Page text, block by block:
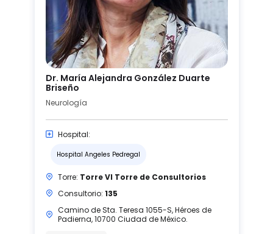
Dr. María Alejandra González Duarte
Briseño
Neurología
Hospital:
Hospital Angeles Pedregal
Torre: Torre VI Torre de Consultorios
Consultorio: 135
Camino de Sta. Teresa 1055-S, Héroes de
Padierna, 10700 Ciudad de México.